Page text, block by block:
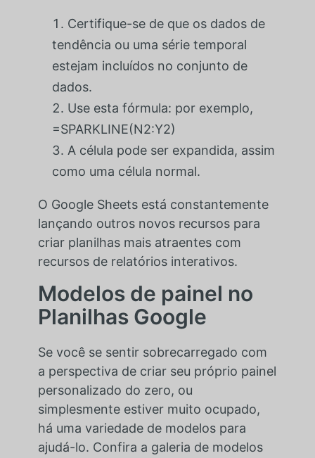
Certifique-se de que os dados de
tendência ou uma série temporal
estejam incluídos no conjunto de
dados.
Use esta fórmula: por exemplo,
=SPARKLINE(N2:Y2)
A célula pode ser expandida, assim
como uma célula normal.
O Google Sheets está constantemente
lançando outros novos recursos para
criar planilhas mais atraentes com
recursos de relatórios interativos.
Modelos de painel no
Planilhas Google
Se você se sentir sobrecarregado com
a perspectiva de criar seu próprio painel
personalizado do zero, ou
simplesmente estiver muito ocupado,
há uma variedade de modelos para
ajudá-lo. Confira a galeria de modelos